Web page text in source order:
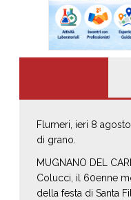
Flumeri, ieri 8 agosto
di grano.
MUGNANO DEL
Colucci, il 60enne
della festa di Santa